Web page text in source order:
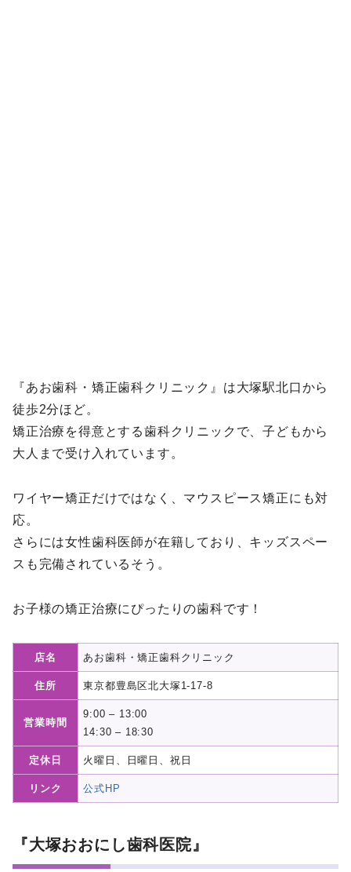
『あお歯科・矯正歯科クリニック』は大塚駅北口から
徒歩2分ほど。
矯正治療を得意とする歯科クリニックで、子どもから
大人まで受け入れています。
ワイヤー矯正だけではなく、マウスピース矯正にも対
応。
さらには女性歯科医師が在籍しており、キッズスペー
スも完備されているそう。
お子様の矯正治療にぴったりの歯科です！
店名 あお歯科・矯正歯科クリニック
住所 東京都豊島区北大塚1-17-8
営業時間
9:00 – 13:00
14:30 – 18:30
定休日 火曜日、日曜日、祝日
リンク 公式HP
『大塚おおにし歯科医院』